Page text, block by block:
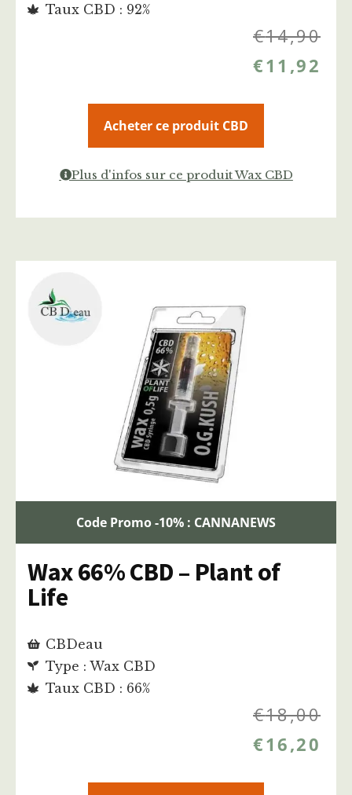
Taux CBD : 92%
€14,90
€11,92
Acheter ce produit CBD
Plus d'infos sur ce produit Wax CBD
Code Promo -10% : CANNANEWS
Wax 66% CBD – Plant of
Life
CBDeau
Type : Wax CBD
Taux CBD : 66%
€18,00
€16,20